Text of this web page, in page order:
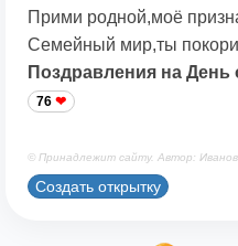
Прими родной,моё
Семейный мир,ты
Поздравления на День
76
© Принадлежит сайту. Автор:
Создать открытку